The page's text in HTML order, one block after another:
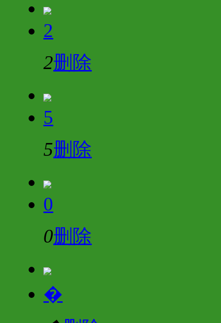
2
2删除
5
5删除
0
0删除
�